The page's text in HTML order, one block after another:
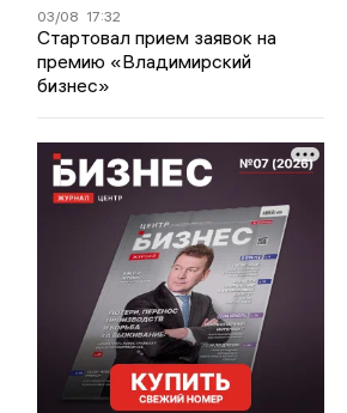
03/08 17:32
Стартовал прием заявок на
премию «Владимирский
бизнес»